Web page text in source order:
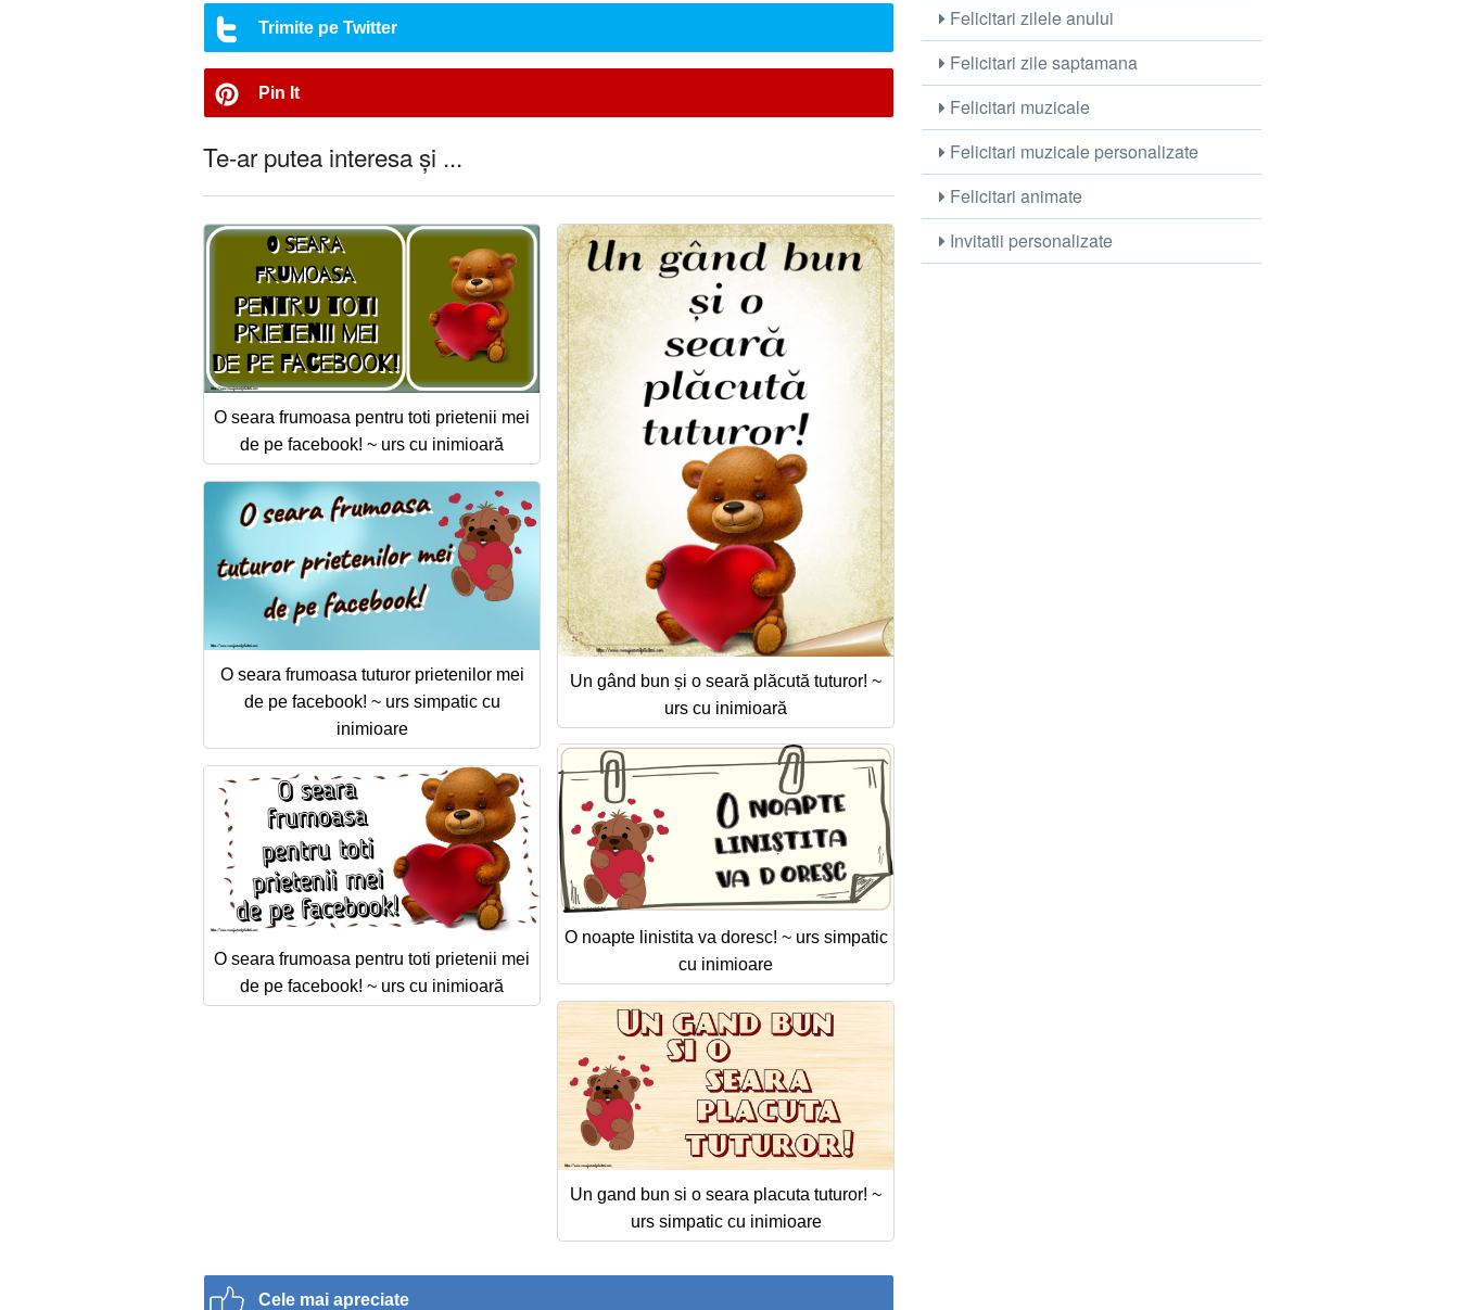
Trimite pe Twitter
Pin It
Te-ar putea interesa și ...
O seara frumoasa pentru toti prietenii mei
de pe facebook! ~ urs cu inimioară
Un gând bun și o seară plăcută tuturor! ~
urs cu inimioară
O seara frumoasa tuturor prietenilor mei
de pe facebook! ~ urs simpatic cu
inimioare
O noapte linistita va doresc! ~ urs simpatic
cu inimioare
O seara frumoasa pentru toti prietenii mei
de pe facebook! ~ urs cu inimioară
Un gand bun si o seara placuta tuturor! ~
urs simpatic cu inimioare
Cele mai apreciate
Felicitari zilele anului
Felicitari zile saptamana
Felicitari muzicale
Felicitari muzicale personalizate
Felicitari animate
Invitatii personalizate